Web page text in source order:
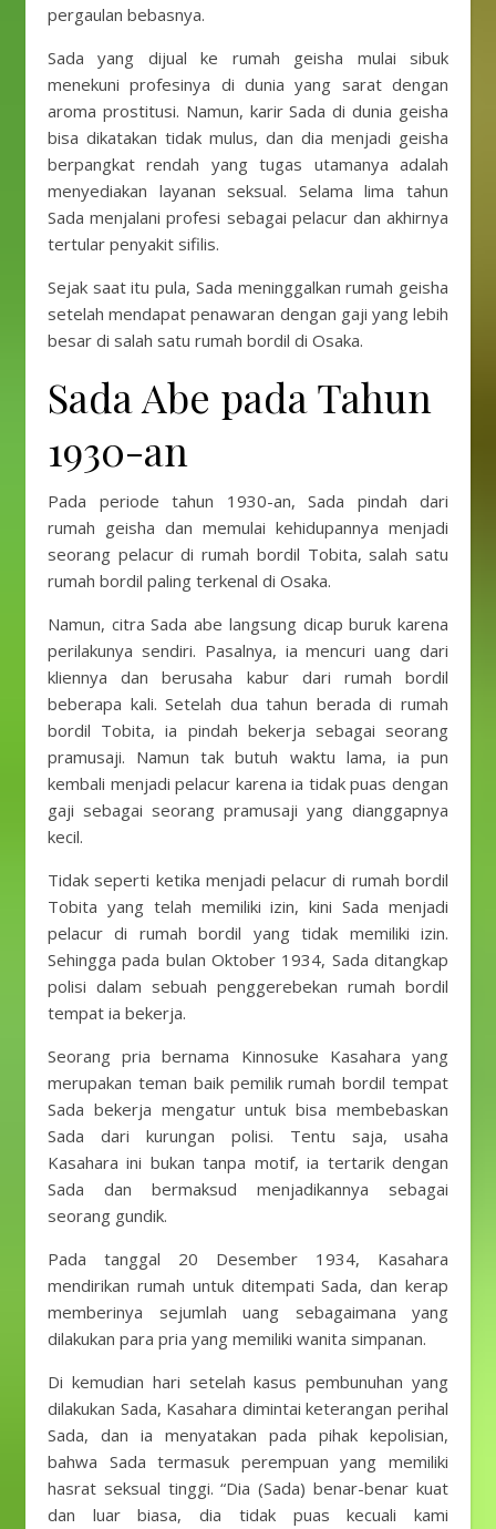
pergaulan bebasnya.
Sada yang dijual ke rumah geisha mulai sibuk
menekuni profesinya di dunia yang sarat dengan
aroma prostitusi. Namun, karir Sada di dunia geisha
bisa dikatakan tidak mulus, dan dia menjadi geisha
berpangkat rendah yang tugas utamanya adalah
menyediakan layanan seksual. Selama lima tahun
Sada menjalani profesi sebagai pelacur dan akhirnya
tertular penyakit sifilis.
Sejak saat itu pula, Sada meninggalkan rumah geisha
setelah mendapat penawaran dengan gaji yang lebih
besar di salah satu rumah bordil di Osaka.
Sada Abe pada Tahun
1930-an
Pada periode tahun 1930-an, Sada pindah dari
rumah geisha dan memulai kehidupannya menjadi
seorang pelacur di rumah bordil Tobita, salah satu
rumah bordil paling terkenal di Osaka.
Namun, citra Sada abe langsung dicap buruk karena
perilakunya sendiri. Pasalnya, ia mencuri uang dari
kliennya dan berusaha kabur dari rumah bordil
beberapa kali. Setelah dua tahun berada di rumah
bordil Tobita, ia pindah bekerja sebagai seorang
pramusaji. Namun tak butuh waktu lama, ia pun
kembali menjadi pelacur karena ia tidak puas dengan
gaji sebagai seorang pramusaji yang dianggapnya
kecil.
Tidak seperti ketika menjadi pelacur di rumah bordil
Tobita yang telah memiliki izin, kini Sada menjadi
pelacur di rumah bordil yang tidak memiliki izin.
Sehingga pada bulan Oktober 1934, Sada ditangkap
polisi dalam sebuah penggerebekan rumah bordil
tempat ia bekerja.
Seorang pria bernama Kinnosuke Kasahara yang
merupakan teman baik pemilik rumah bordil tempat
Sada bekerja mengatur untuk bisa membebaskan
Sada dari kurungan polisi. Tentu saja, usaha
Kasahara ini bukan tanpa motif, ia tertarik dengan
Sada dan bermaksud menjadikannya sebagai
seorang gundik.
Pada tanggal 20 Desember 1934, Kasahara
mendirikan rumah untuk ditempati Sada, dan kerap
memberinya sejumlah uang sebagaimana yang
dilakukan para pria yang memiliki wanita simpanan.
Di kemudian hari setelah kasus pembunuhan yang
dilakukan Sada, Kasahara dimintai keterangan perihal
Sada, dan ia menyatakan pada pihak kepolisian,
bahwa Sada termasuk perempuan yang memiliki
hasrat seksual tinggi. “Dia (Sada) benar-benar kuat
dan luar biasa, dia tidak puas kecuali kami